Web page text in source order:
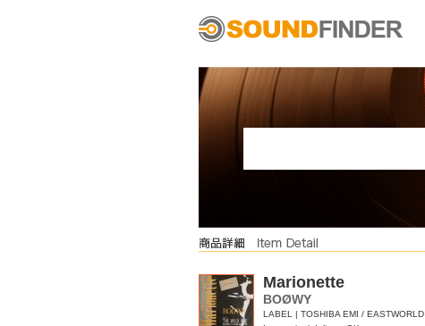
Marionette
BOØWY
LABEL | TOSHIBA EMI / EASTWORLD